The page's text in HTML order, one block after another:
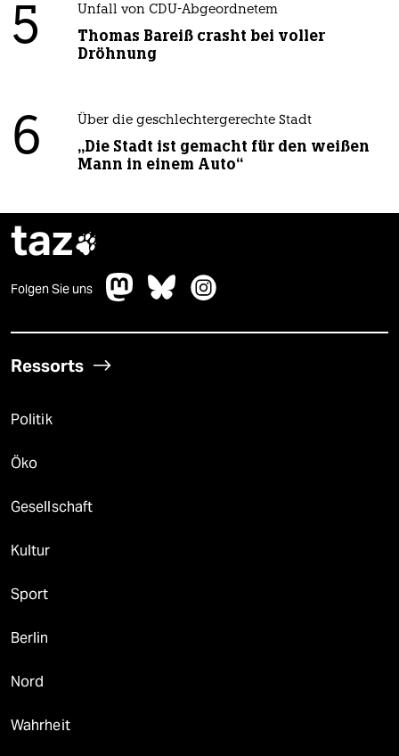
5 Unfall von CDU-Abgeordnetem
Thomas Bareiß crasht bei voller
Dröhnung
6 Über die geschlechtergerechte Stadt
„Die Stadt ist gemacht für den weißen
Mann in einem Auto“
taz
Folgen Sie uns
Ressorts
Politik
Öko
Gesellschaft
Kultur
Sport
Berlin
Nord
Wahrheit